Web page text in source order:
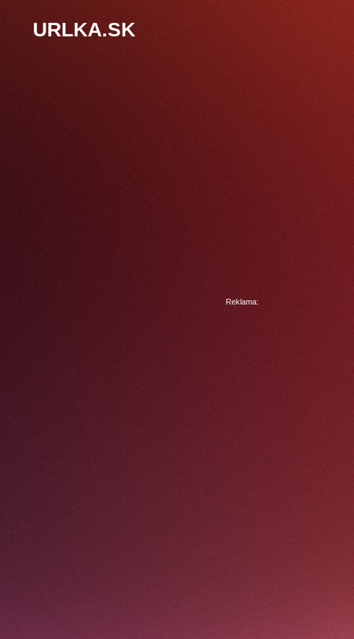
URLKA.SK
Reklama: